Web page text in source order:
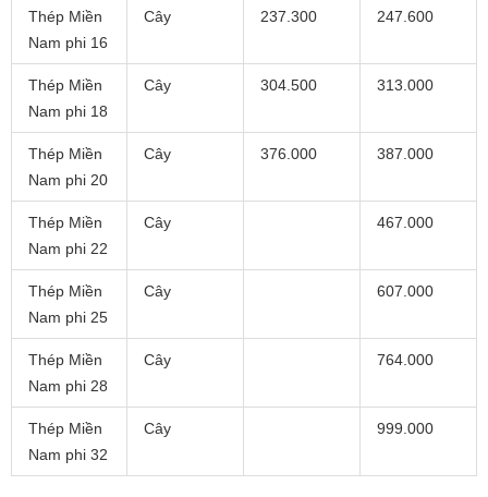
Thép Miền
Nam phi 16
Cây 237.300 247.600
Thép Miền
Nam phi 18
Cây 304.500 313.000
Thép Miền
Nam phi 20
Cây 376.000 387.000
Thép Miền
Nam phi 22
Cây 467.000
Thép Miền
Nam phi 25
Cây 607.000
Thép Miền
Nam phi 28
Cây 764.000
Thép Miền
Nam phi 32
Cây 999.000